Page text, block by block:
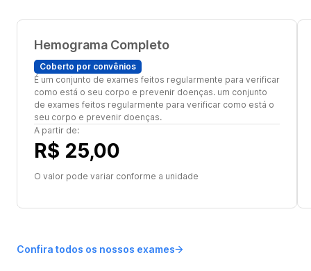
Hemograma Completo
Coberto por convênios
É um conjunto de exames feitos regularmente para verificar
como está o seu corpo e prevenir doenças. um conjunto
de exames feitos regularmente para verificar como está o
seu corpo e prevenir doenças.
A partir de:
R$ 25,00
O valor pode variar conforme a unidade
Confira todos os nossos exames